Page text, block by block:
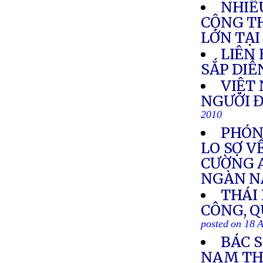
CỘNG
LỚN
LIÊN
SẮP
VIỆT
NGƯỜI
2010
LO SỢ
CƯỜNG
NGÀN
THÁI
CÔNG,
posted on 18
BÁC
NAM